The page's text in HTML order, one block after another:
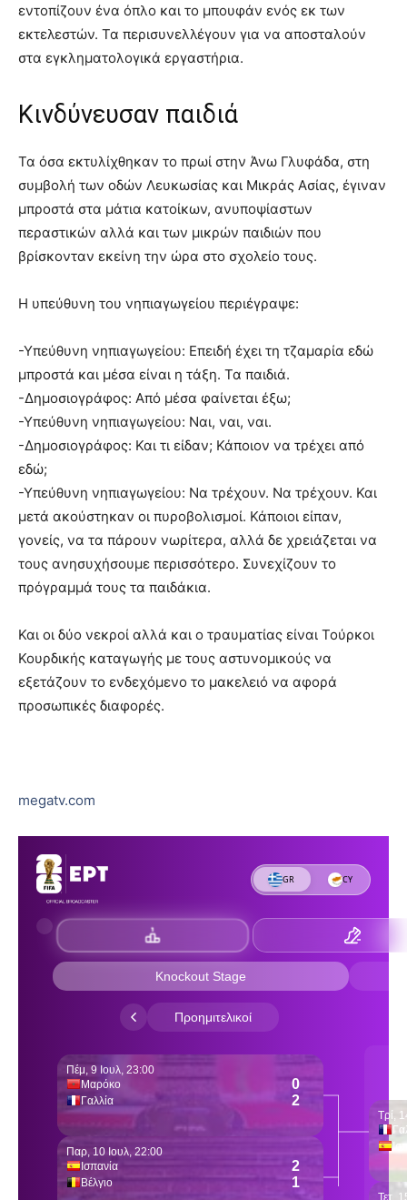
εντοπίζουν ένα όπλο και το μπουφάν ενός εκ των
εκτελεστών. Τα περισυνελλέγουν για να αποσταλούν
στα εγκληματολογικά εργαστήρια.
Κινδύνευσαν παιδιά
Τα όσα εκτυλίχθηκαν το πρωί στην Άνω Γλυφάδα, στη
συμβολή των οδών Λευκωσίας και Μικράς Ασίας, έγιναν
μπροστά στα μάτια κατοίκων, ανυποψίαστων
περαστικών αλλά και των μικρών παιδιών που
βρίσκονταν εκείνη την ώρα στο σχολείο τους.
Η υπεύθυνη του νηπιαγωγείου περιέγραψε:
-Υπεύθυνη νηπιαγωγείου: Επειδή έχει τη τζαμαρία εδώ
μπροστά και μέσα είναι η τάξη. Τα παιδιά.
-Δημοσιογράφος: Από μέσα φαίνεται έξω;
-Υπεύθυνη νηπιαγωγείου: Ναι, ναι, ναι.
-Δημοσιογράφος: Και τι είδαν; Κάποιον να τρέχει από
εδώ;
-Υπεύθυνη νηπιαγωγείου: Να τρέχουν. Να τρέχουν. Και
μετά ακούστηκαν οι πυροβολισμοί. Κάποιοι είπαν,
γονείς, να τα πάρουν νωρίτερα, αλλά δε χρειάζεται να
τους ανησυχήσουμε περισσότερο. Συνεχίζουν το
πρόγραμμά τους τα παιδάκια.
Και οι δύο νεκροί αλλά και ο τραυματίας είναι Τούρκοι
Κουρδικής καταγωγής με τους αστυνομικούς να
εξετάζουν το ενδεχόμενο το μακελειό να αφορά
προσωπικές διαφορές.
megatv.com